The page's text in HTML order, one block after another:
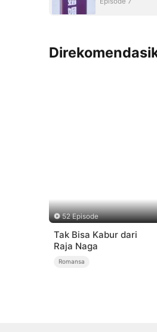
52 Episode
Tak Bisa Kabur dari
Raja Naga
Romansa